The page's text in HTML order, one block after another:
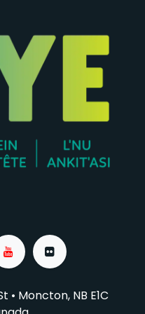
• Moncton, NB E1C